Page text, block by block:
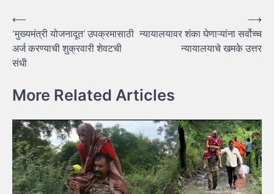
Post
navigation
⟵
‘मुख्यमंत्री योजनादूत’ उपक्रमासाठी
अर्ज करण्याची शुक्रवारी शेवटची
संधी
न्यायालयावर शंका घेणाऱ्यांना सर्वोच्च
न्यायालयाचे खमके उत्तर
⟶
More Related Articles